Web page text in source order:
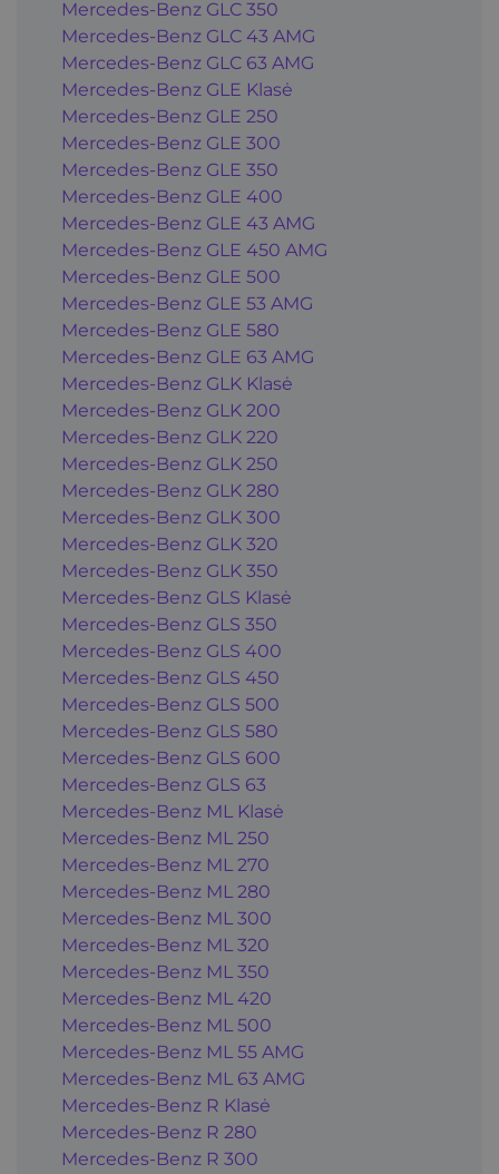
Mercedes-Benz GLC 350
Mercedes-Benz GLC 43 AMG
Mercedes-Benz GLC 63 AMG
Mercedes-Benz GLE Klasė
Mercedes-Benz GLE 250
Mercedes-Benz GLE 300
Mercedes-Benz GLE 350
Mercedes-Benz GLE 400
Mercedes-Benz GLE 43 AMG
Mercedes-Benz GLE 450 AMG
Mercedes-Benz GLE 500
Mercedes-Benz GLE 53 AMG
Mercedes-Benz GLE 580
Mercedes-Benz GLE 63 AMG
Mercedes-Benz GLK Klasė
Mercedes-Benz GLK 200
Mercedes-Benz GLK 220
Mercedes-Benz GLK 250
Mercedes-Benz GLK 280
Mercedes-Benz GLK 300
Mercedes-Benz GLK 320
Mercedes-Benz GLK 350
Mercedes-Benz GLS Klasė
Mercedes-Benz GLS 350
Mercedes-Benz GLS 400
Mercedes-Benz GLS 450
Mercedes-Benz GLS 500
Mercedes-Benz GLS 580
Mercedes-Benz GLS 600
Mercedes-Benz GLS 63
Mercedes-Benz ML Klasė
Mercedes-Benz ML 250
Mercedes-Benz ML 270
Mercedes-Benz ML 280
Mercedes-Benz ML 300
Mercedes-Benz ML 320
Mercedes-Benz ML 350
Mercedes-Benz ML 420
Mercedes-Benz ML 500
Mercedes-Benz ML 55 AMG
Mercedes-Benz ML 63 AMG
Mercedes-Benz R Klasė
Mercedes-Benz R 280
Mercedes-Benz R 300